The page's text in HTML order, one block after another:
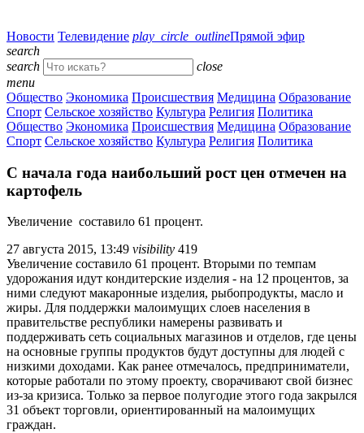
Новости Телевидение play_circle_outlineПрямой эфир
search
search
close
menu
Общество Экономика Происшествия Медицина Образование
Спорт Сельское хозяйство Культура Религия Политика
Общество Экономика Происшествия Медицина Образование
Спорт Сельское хозяйство Культура Религия Политика
С начала года наибольший рост цен отмечен на
картофель
Увеличение составило 61 процент.
27 августа 2015, 13:49 visibility 419
Увеличение составило 61 процент. Вторыми по темпам
удорожания идут кондитерские изделия - на 12 процентов, за
ними следуют макаронные изделия, рыбопродукты, масло и
жиры. Для поддержки малоимущих слоев населения в
правительстве республики намерены развивать и
поддерживать сеть социальных магазинов и отделов, где цены
на основные группы продуктов будут доступны для людей с
низкими доходами. Как ранее отмечалось, предприниматели,
которые работали по этому проекту, сворачивают свой бизнес
из-за кризиса. Только за первое полугодие этого года закрылся
31 объект торговли, ориентированный на малоимущих
граждан.